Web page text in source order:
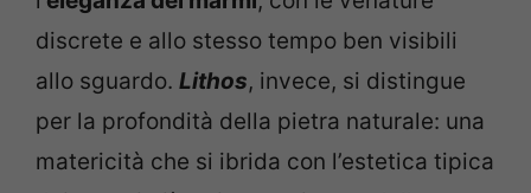
discrete e allo stesso tempo ben visibili
allo sguardo. Lithos, invece, si distingue
per la profondità della pietra naturale: una
matericità che si ibrida con l’estetica tipica